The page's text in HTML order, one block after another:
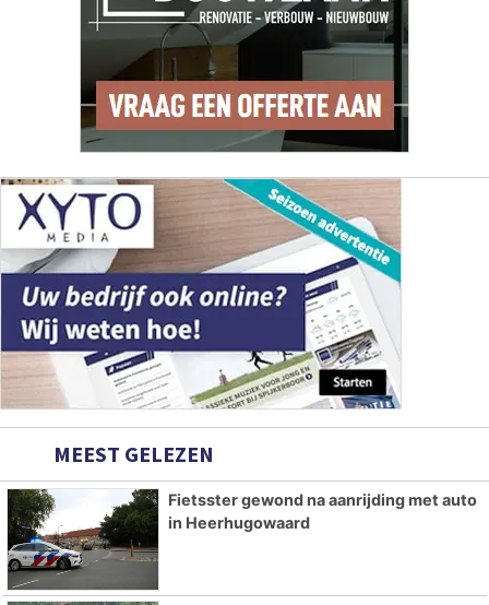
MEEST GELEZEN
Fietsster gewond na aanrijding met auto
in Heerhugowaard